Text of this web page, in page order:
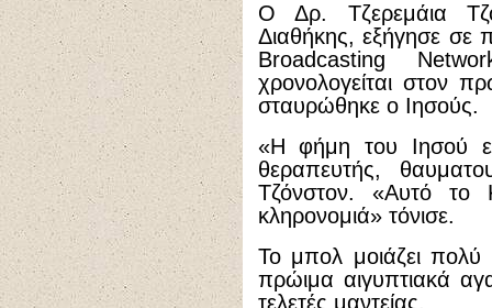
Ο Δρ. Τζερεμάια
Διαθήκης, εξήγησε
Broadcasting
χρονολογείται στον
σταυρώθηκε ο Ιησούς.
«Η φήμη του Ιησού
θεραπευτής,
Τζόνστον. «Αυτό το
κληρονομιά» τόνισε.
Το μπολ μοιάζει πολύ
πρώιμα αιγυπτιακά
τελετές μαντείας.